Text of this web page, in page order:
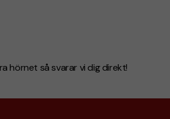
hörnet så svarar vi dig direkt!